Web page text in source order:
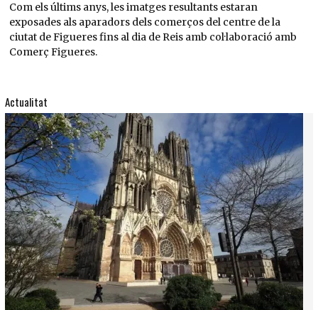
Com els últims anys, les imatges resultants estaran
exposades als aparadors dels comerços del centre de la
ciutat de Figueres fins al dia de Reis amb col·laboració amb
Comerç Figueres.
Actualitat